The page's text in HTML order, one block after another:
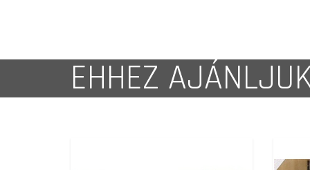
EHHEZ